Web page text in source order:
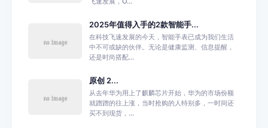
2025年值得入手的2款智能手...
在科技飞速发展的今天，智能手表已成为我们生活
中不可或缺的伙伴。无论是健康监测、信息提醒，
还是时尚搭配...
原创 2...
从去年华为用上了麒麟芯片开始，华为的市场份额
就蹭蹭的往上涨，当时抢购的人特别多，一时间还
买不到现货，...